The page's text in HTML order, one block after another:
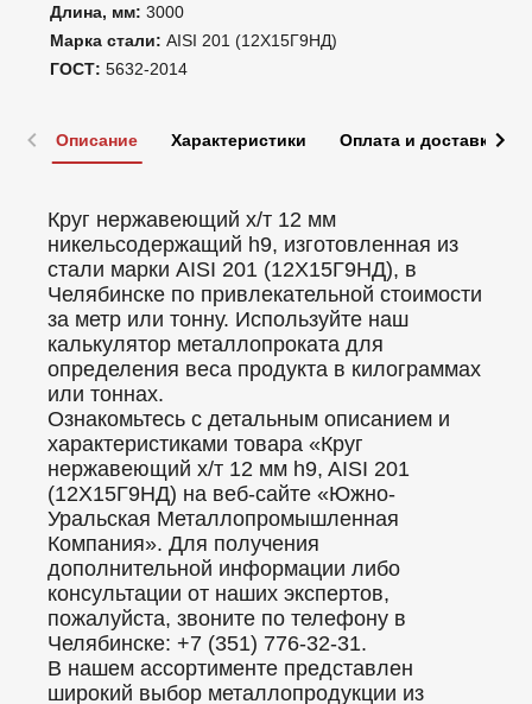
Длина, мм: 3000
Марка стали: AISI 201 (12Х15Г9НД)
ГОСТ: 5632-2014
Описание Характеристики Оплата и доставка
Круг нержавеющий х/т 12 мм
никельсодержащий h9, изготовленная из
стали марки AISI 201 (12Х15Г9НД), в
Челябинске по привлекательной стоимости
за метр или тонну. Используйте наш
калькулятор металлопроката для
определения веса продукта в килограммах
или тоннах.
Ознакомьтесь с детальным описанием и
характеристиками товара «Круг
нержавеющий х/т 12 мм h9, AISI 201
(12Х15Г9НД) на веб-сайте «Южно-
Уральская Металлопромышленная
Компания». Для получения
дополнительной информации либо
консультации от наших экспертов,
пожалуйста, звоните по телефону в
Челябинске: +7 (351) 776-32-31.
В нашем ассортименте представлен
широкий выбор металлопродукции из